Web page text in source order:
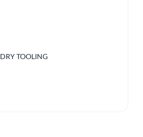
DRY TOOLING